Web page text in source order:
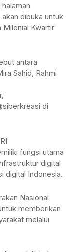
dibuka untuk
Milenial Kwartir
antara
Sahid, Rahmi
di
fungsi utama
digital
digital Indonesia.
Nasional
memberikan
melalui